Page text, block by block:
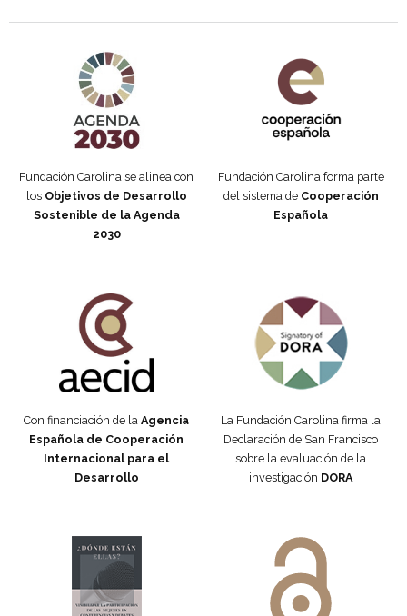
Fundación Carolina se alinea con
los Objetivos de Desarrollo
Sostenible de la Agenda
2030
Fundación Carolina forma parte
del sistema de Cooperación
Española
Con financiación de la Agencia
Española de Cooperación
Internacional para el
Desarrollo
La Fundación Carolina firma la
Declaración de San Francisco
sobre la evaluación de la
investigación DORA